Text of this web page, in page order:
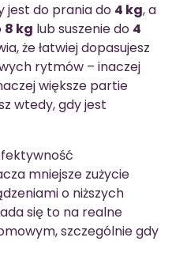
jest do prania do 4 kg, a
8 kg lub suszenie do 4
że łatwiej dopasujesz
rytmów – inaczej
większe partie
wtedy, gdy jest
mniejsze zużycie
o niższych
się to na realne
szczególnie gdy